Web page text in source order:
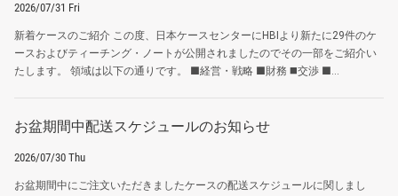
2026/07/31 Fri
新着ケースのご紹介 この度、日本ケースセンターにHBIより新たに29件のケ
ースおよびティーチング・ノートが公開されましたのでその一部をご紹介い
たします。 領域は以下の通りです。 ■経営・戦略 ■財務 ◼️交渉 ■...
お盆期間中配送スケジュールのお知らせ
2026/07/30 Thu
お盆期間中にご注文いただきましたケースの配送スケジュールに関しまし